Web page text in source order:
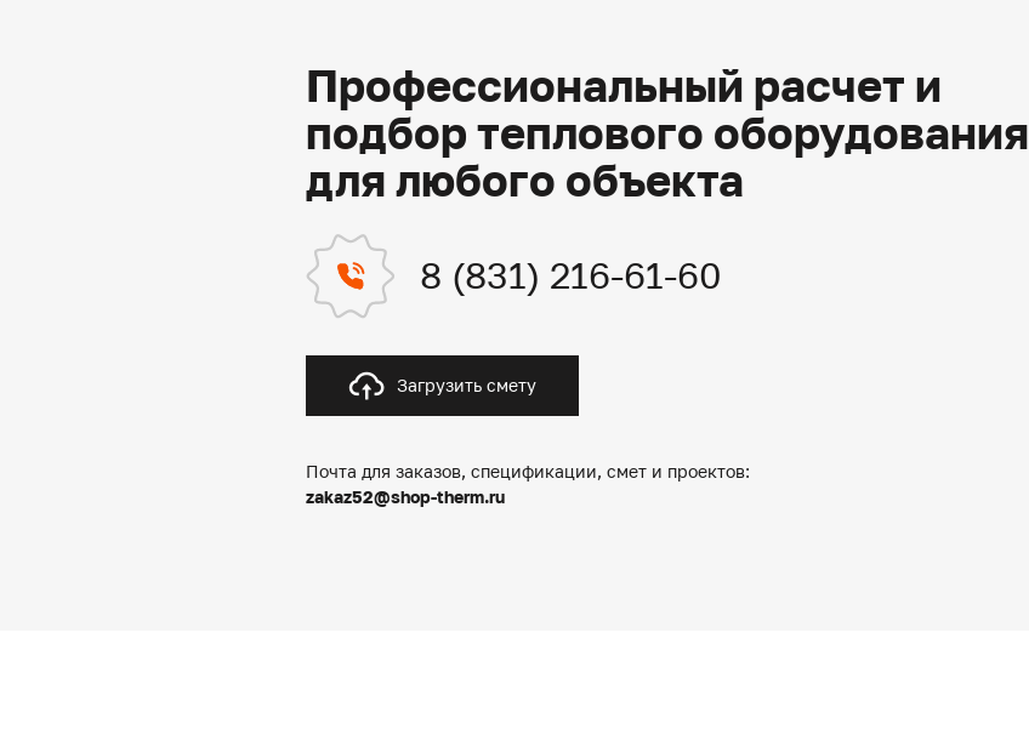
Профессиональный расчет и
подбор теплового оборудования
для любого объекта
8 (831) 216-61-60
Загрузить смету
Почта для заказов, спецификации, смет и проектов:
zakaz52@shop-therm.ru